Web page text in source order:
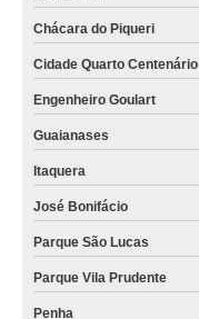
Chácara do Piqueri
Cidade Quarto Centenário
Engenheiro Goulart
Guaianases
Itaquera
José Bonifácio
Parque São Lucas
Parque Vila Prudente
Penha